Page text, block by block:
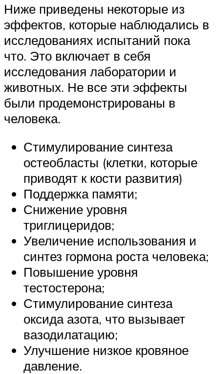
Ниже приведены некоторые из
эффектов, которые наблюдались в
исследованиях испытаний пока
что. Это включает в себя
исследования лаборатории и
животных. Не все эти эффекты
были продемонстрированы в
человека.
Стимулирование синтеза
остеобласты (клетки, которые
приводят к кости развития)
Поддержка памяти;
Снижение уровня
триглицеридов;
Увеличение использования и
синтез гормона роста человека;
Повышение уровня
тестостерона;
Стимулирование синтеза
оксида азота, что вызывает
вазодилатацию;
Улучшение низкое кровяное
давление.